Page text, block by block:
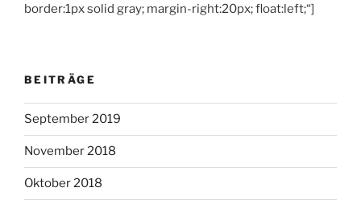
border:1px solid gray; margin-right:20px; float:left;“]
BEITRÄGE
September 2019
November 2018
Oktober 2018